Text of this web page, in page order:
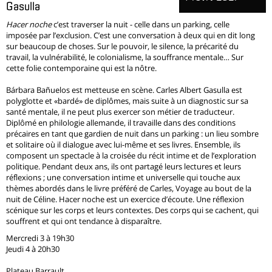
Gasulla
Hacer nochec’est traverser la nuit - celle dans un parking, celle
imposée par l’exclusion. C’est une conversation à deux qui en dit long
sur beaucoup de choses. Sur le pouvoir, le silence, la précarité du
travail, la vulnérabilité, le colonialisme, la souffrance mentale… Sur
cette folie contemporaine qui est la nôtre.
Bárbara Bañuelos est metteuse en scène. Carles Albert Gasulla est
polyglotte et «bardé» de diplômes, mais suite à un diagnostic sur sa
santé mentale, il ne peut plus exercer son métier de traducteur.
Diplômé en philologie allemande, il travaille dans des conditions
précaires en tant que gardien de nuit dans un parking : un lieu sombre
et solitaire où il dialogue avec lui-même et ses livres. Ensemble, ils
composent un spectacle à la croisée du récit intime et de l’exploration
politique. Pendant deux ans, ils ont partagé leurs lectures et leurs
réflexions ; une conversation intime et universelle qui touche aux
thèmes abordés dans le livre préféré de Carles, Voyage au bout de la
nuit de Céline. Hacer noche est un exercice d’écoute. Une réflexion
scénique sur les corps et leurs contextes. Des corps qui se cachent, qui
souffrent et qui ont tendance à disparaître.
Mercredi 3 à 19h30
Jeudi 4 à 20h30